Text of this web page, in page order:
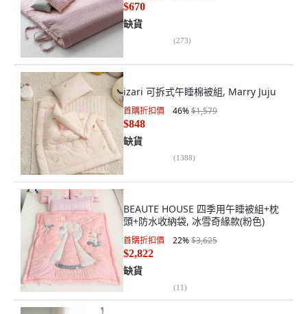
$670
缺貨
(273)
izari 可拆式午睡棉被組, Marry Juju
首購折扣價 46%$1,579
$848
缺貨
(1388)
BEAUTE HOUSE 四季用午睡被組+枕
頭+防水收納袋, 冰雪奇緣款(粉色)
首購折扣價 22%$3,625
$2,822
缺貨
(11)